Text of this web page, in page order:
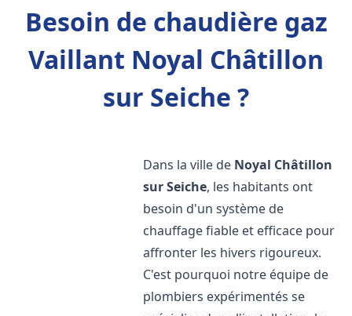
Besoin de chaudière gaz
Vaillant Noyal Châtillon
sur Seiche ?
Dans la ville de Noyal Châtillon
sur Seiche, les habitants ont
besoin d'un système de
chauffage fiable et efficace pour
affronter les hivers rigoureux.
C'est pourquoi notre équipe de
plombiers expérimentés se